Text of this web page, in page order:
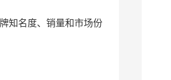
知名度、销量和市场份